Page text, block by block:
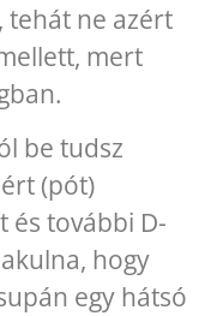
tehát ne azért
mert
be tudsz
(pót)
és további D-
hogy
egy hátsó